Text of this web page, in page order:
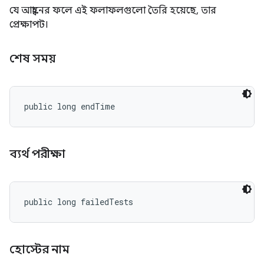
যে আহ্বানের ফলে এই ফলাফলগুলো তৈরি হয়েছে, তার
প্রেক্ষাপট।
শেষ সময়
public long endTime
ব্যর্থ পরীক্ষা
public long failedTests
হোস্টের নাম